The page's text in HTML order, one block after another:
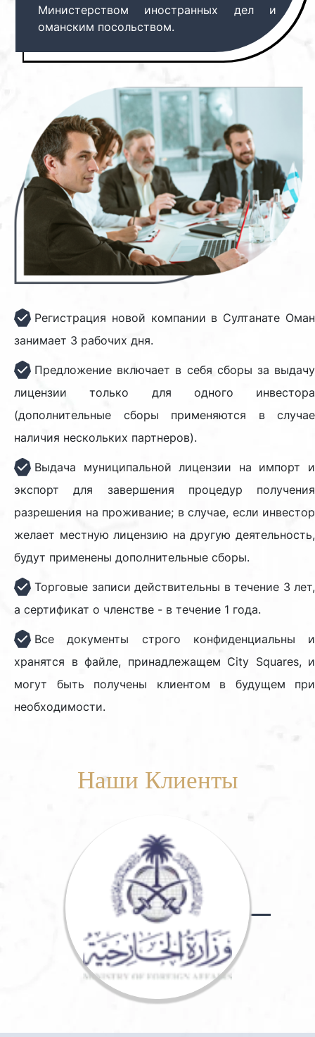
Министерством иностранных дел и
оманским посольством.
Регистрация новой компании в Султанате Оман
занимает 3 рабочих дня.
Предложение включает в себя сборы за выдачу
лицензии только для одного инвестора
(дополнительные сборы применяются в случае
наличия нескольких партнеров).
Выдача муниципальной лицензии на импорт и
экспорт для завершения процедур получения
разрешения на проживание; в случае, если инвестор
желает местную лицензию на другую деятельность,
будут применены дополнительные сборы.
Торговые записи действительны в течение 3 лет,
а сертификат о членстве - в течение 1 года.
Все документы строго конфиденциальны и
хранятся в файле, принадлежащем City Squares, и
могут быть получены клиентом в будущем при
необходимости.
Наши Клиенты